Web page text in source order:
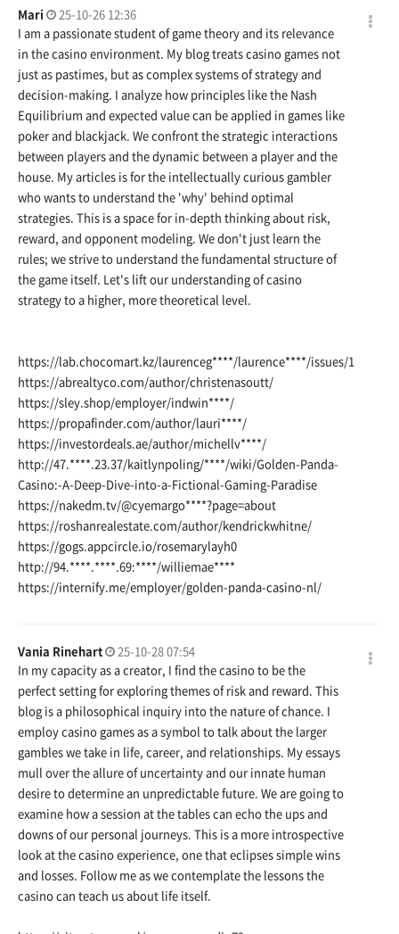
Mari
25-10-26 12:36
I am a passionate student of game theory and its relevance
in the casino environment. My blog treats casino games not
just as pastimes, but as complex systems of strategy and
decision-making. I analyze how principles like the Nash
Equilibrium and expected value can be applied in games like
poker and blackjack. We confront the strategic interactions
between players and the dynamic between a player and the
house. My articles is for the intellectually curious gambler
who wants to understand the 'why' behind optimal
strategies. This is a space for in-depth thinking about risk,
reward, and opponent modeling. We don't just learn the
rules; we strive to understand the fundamental structure of
the game itself. Let's lift our understanding of casino
strategy to a higher, more theoretical level.
https://lab.chocomart.kz/laurenceg****/laurence****/issues/1
https://abrealtyco.com/author/christenasoutt/
https://sley.shop/employer/indwin****/
https://propafinder.com/author/lauri****/
https://investordeals.ae/author/michellv****/
http://47.****.23.37/kaitlynpoling/****/wiki/Golden-Panda-
Casino:-A-Deep-Dive-into-a-Fictional-Gaming-Paradise
https://nakedm.tv/@cyemargo****?page=about
https://roshanrealestate.com/author/kendrickwhitne/
https://gogs.appcircle.io/rosemarylayh0
http://94.****.****.69:****/williemae****
https://internify.me/employer/golden-panda-casino-nl/
Vania Rinehart
25-10-28 07:54
In my capacity as a creator, I find the casino to be the
perfect setting for exploring themes of risk and reward. This
blog is a philosophical inquiry into the nature of chance. I
employ casino games as a symbol to talk about the larger
gambles we take in life, career, and relationships. My essays
mull over the allure of uncertainty and our innate human
desire to determine an unpredictable future. We are going to
examine how a session at the tables can echo the ups and
downs of our personal journeys. This is a more introspective
look at the casino experience, one that eclipses simple wins
and losses. Follow me as we contemplate the lessons the
casino can teach us about life itself.